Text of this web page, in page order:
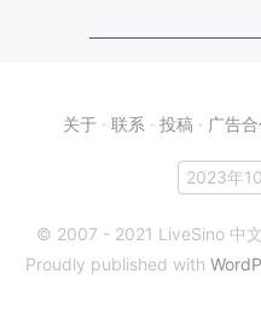
关于 · 联系 · 投稿 · 广告
© 2007 - 2021 LiveSino 中
Proudly published with